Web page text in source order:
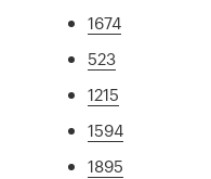
1674
523
1215
1594
1895